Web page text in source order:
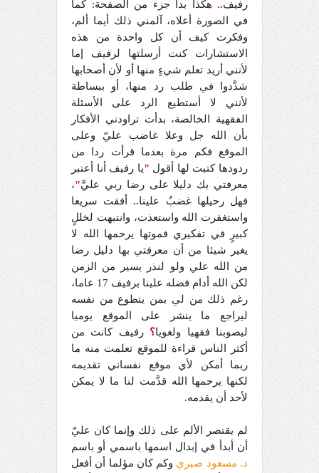
رفيف.. هكذا بدا جزء من الصفحة: كما
في الصورة أعلاه، آلمني ذلك أيما ألم،
وفكرت كيف أن كل واحدة من هذه
الاستشارات كنت أرسلتها لرفيف إما
لأنني أريد تعلم شيءٍ منها أو لأن أصحابها
شدَّدوا في طلب رد منها، أو ببساطة
لأنني لا أستطيع الرد على الأسئلة
الفقهية الخالصة، بدأت تراودني الأفكار
بأن الله جل وعلا غاضب عليّ وعلى
الموقع فكم مرة بعدما قرأت ردا من
ردودها كتبت لها أقول "يا رفيف أنا أعتبر
معرفتي بك دليلا على رضا ربي عليَّ"،
فهل رحيلها غضبٌ علينا..أفقت سريعا
واستغفرت الله واستعذت، وانتبهت لخللٍ
كبيرٍ في تفكيري فموتها يرحمها الله لا
يغير شيئا من أن معرفتي بها دليل رضا
من الله علي ولو لنذر يسير من الزمن
لكن الله أدام فضله علينا برفيف 17 عاما،
رغم ذلك من لي بمن يتطوع من نفسه
ليراجع ما ينشر على الموقع يوميا
ليصوبنا فقهيا ولغويا؟ رفيف كانت من
أكثر الناس قراءة للموقع تعلمت منه ما
ربما أمكن لأي موقع نفساني تقديمه
لكنها يرحمها الله قدَّمت لنا ما لا يمكن
لأحد أن يقدمه.
لم يقتصر الألم على ذلك وإنما كان عليّ
أن أبدأ في إبدال اسمها باسمي أو باسم
د. مسعود صبري وكم كان مؤلما أن أفعل